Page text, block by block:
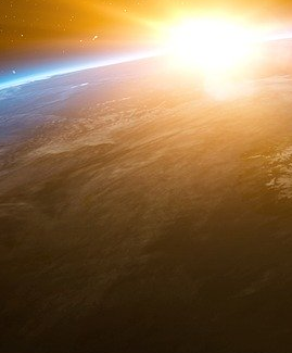
à cette stratégie
Lebreton puisse lui
présidentielle de 2027.
colloque a été organisé
membre. Parmi le
la plateforme Whaller.
cette fois ci conclu
intellectuellement.